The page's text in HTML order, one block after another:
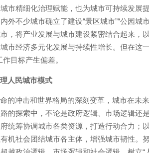
市精细化治理赋能，也为城市可持续发展
外不少城市确立了建设“景区城市”“公园城
，将产业发展与城市建设紧密结合起来，
市经济多元化发展与持续性增长。但在这
目标产生偏差。
人民城市模式
的冲击和世界格局的深刻变革，城市在未
的探索中，不论是政府逻辑、市场逻辑还
统筹协调城市各类资源，打造行动合力；
机社会团结城市各主体，增强城市韧性。